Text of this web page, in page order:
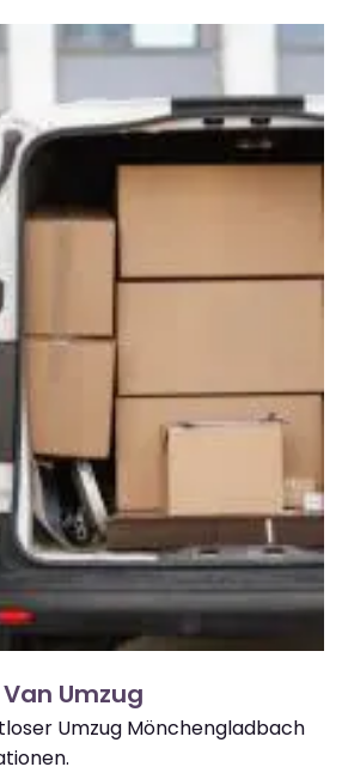
Umzug
Umzug Mönchengladbach